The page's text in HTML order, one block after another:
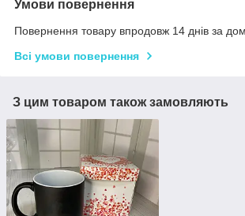
Умови повернення
Повернення товару впродовж 14 днів за
Всі умови повернення
З цим товаром також замовляють